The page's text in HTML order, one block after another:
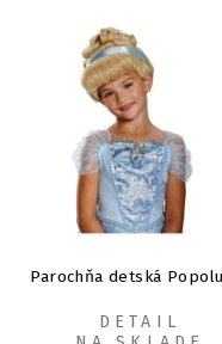
Parochňa detská
DETAIL